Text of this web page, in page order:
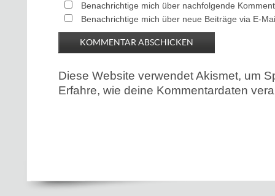
Benachrichtige mich über nachfolgende
Benachrichtige mich über neue Beiträge via E-
Diese Website verwendet Akismet, um
Erfahre, wie deine Kommentardaten